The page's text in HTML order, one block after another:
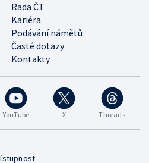
YouTube X Threads
Rada ČT
Kariéra
Podávání námětů
Časté dotazy
Kontakty